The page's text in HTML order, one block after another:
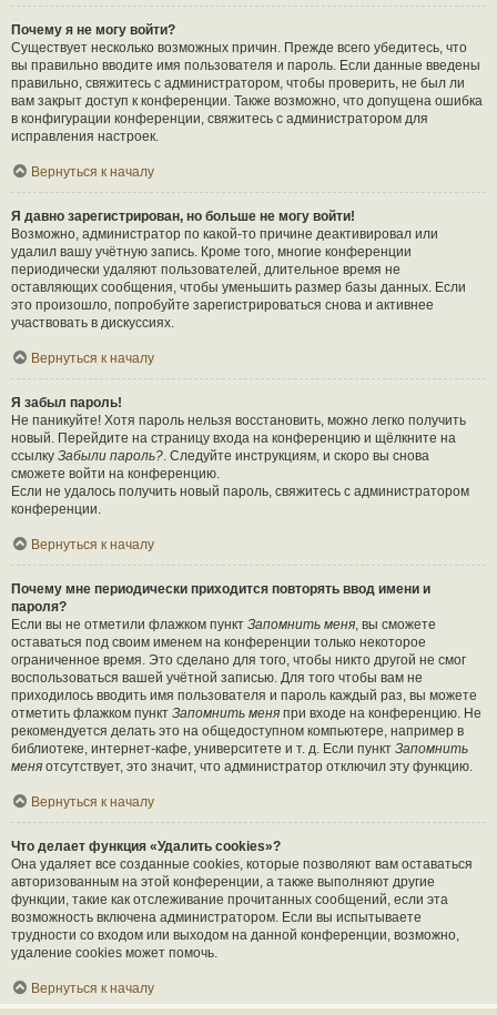
Почему я не могу войти?
Существует несколько возможных причин. Прежде всего убедитесь, что
вы правильно вводите имя пользователя и пароль. Если данные введены
правильно, свяжитесь с администратором, чтобы проверить, не был ли
вам закрыт доступ к конференции. Также возможно, что допущена ошибка
в конфигурации конференции, свяжитесь с администратором для
исправления настроек.
Вернуться к началу
Я давно зарегистрирован, но больше не могу войти!
Возможно, администратор по какой-то причине деактивировал или
удалил вашу учётную запись. Кроме того, многие конференции
периодически удаляют пользователей, длительное время не
оставляющих сообщения, чтобы уменьшить размер базы данных. Если
это произошло, попробуйте зарегистрироваться снова и активнее
участвовать в дискуссиях.
Вернуться к началу
Я забыл пароль!
Не паникуйте! Хотя пароль нельзя восстановить, можно легко получить
новый. Перейдите на страницу входа на конференцию и щёлкните на
ссылку Забыли пароль?. Следуйте инструкциям, и скоро вы снова
сможете войти на конференцию.
Если не удалось получить новый пароль, свяжитесь с администратором
конференции.
Вернуться к началу
Почему мне периодически приходится повторять ввод имени и
пароля?
Если вы не отметили флажком пункт Запомнить меня, вы сможете
оставаться под своим именем на конференции только некоторое
ограниченное время. Это сделано для того, чтобы никто другой не смог
воспользоваться вашей учётной записью. Для того чтобы вам не
приходилось вводить имя пользователя и пароль каждый раз, вы можете
отметить флажком пункт Запомнить меня при входе на конференцию. Не
рекомендуется делать это на общедоступном компьютере, например в
библиотеке, интернет-кафе, университете и т. д. Если пункт Запомнить
меня отсутствует, это значит, что администратор отключил эту функцию.
Вернуться к началу
Что делает функция «Удалить cookies»?
Она удаляет все созданные cookies, которые позволяют вам оставаться
авторизованным на этой конференции, а также выполняют другие
функции, такие как отслеживание прочитанных сообщений, если эта
возможность включена администратором. Если вы испытываете
трудности со входом или выходом на данной конференции, возможно,
удаление cookies может помочь.
Вернуться к началу